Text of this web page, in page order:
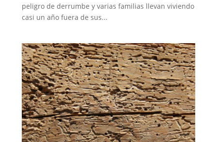
peligro de derrumbe y varias familias llevan viviendo
casi un año fuera de sus...